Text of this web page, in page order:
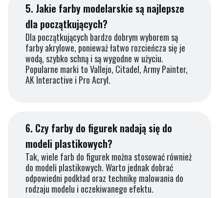
5. Jakie farby modelarskie są najlepsze
dla początkujących?
Dla początkujących bardzo dobrym wyborem są
farby akrylowe, ponieważ łatwo rozcieńcza się je
wodą, szybko schną i są wygodne w użyciu.
Popularne marki to Vallejo, Citadel, Army Painter,
AK Interactive i Pro Acryl.
6. Czy farby do figurek nadają się do
modeli plastikowych?
Tak, wiele farb do figurek można stosować również
do modeli plastikowych. Warto jednak dobrać
odpowiedni podkład oraz technikę malowania do
rodzaju modelu i oczekiwanego efektu.